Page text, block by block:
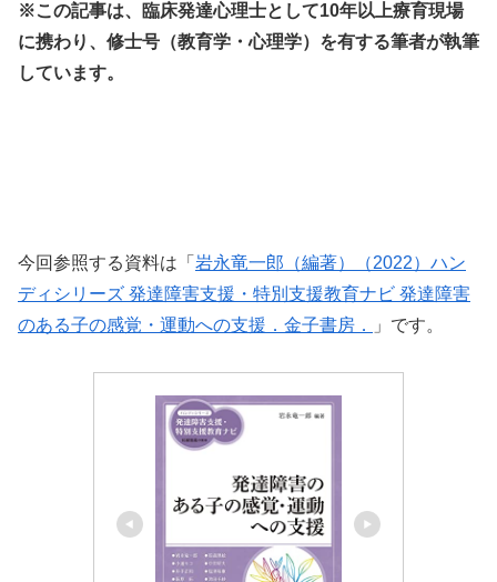
※この記事は、臨床発達心理士として10年以上療育現場
に携わり、修士号（教育学・心理学）を有する筆者が執筆
しています。
今回参照する資料は「 岩永竜一郎（編著）（2022）ハン
ディシリーズ 発達障害支援・特別支援教育ナビ 発達障害
のある子の感覚・運動への支援．金子書房．
」です。